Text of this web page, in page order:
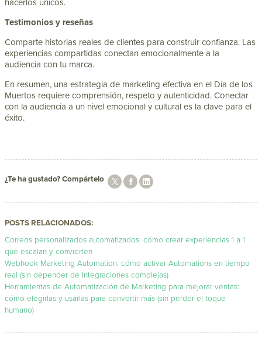
hacerlos únicos.
Testimonios y reseñas
Comparte historias reales de clientes para construir confianza. Las
experiencias compartidas conectan emocionalmente a la
audiencia con tu marca.
En resumen, una estrategia de marketing efectiva en el Día de los
Muertos requiere comprensión, respeto y autenticidad. Conectar
con la audiencia a un nivel emocional y cultural es la clave para el
éxito.
¿Te ha gustado? Compártelo
POSTS RELACIONADOS:
Correos personalizados automatizados: cómo crear experiencias 1 a 1
que escalan y convierten
Webhook Marketing Automation: cómo activar Automations en tiempo
real (sin depender de Integraciones complejas)
Herramientas de Automatización de Marketing para mejorar ventas:
cómo elegirlas y usarlas para convertir más (sin perder el toque
humano)